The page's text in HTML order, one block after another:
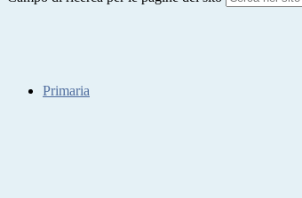
Primaria